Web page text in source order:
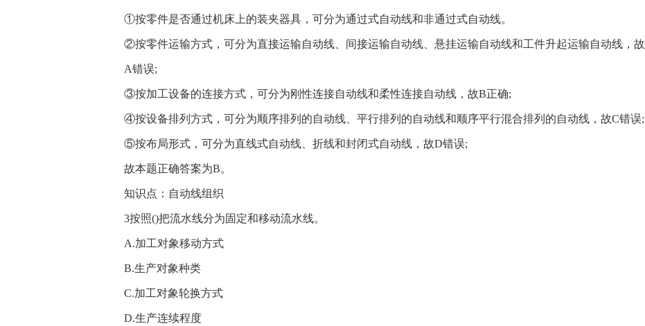
①按零件是否通过机床上的装夹器具，可分为通过式自动线和非通过式自动线。
②按零件运输方式，可分为直接运输自动线、间接运输自动线、悬挂运输自动线和工件升起运输自动线，故
A错误;
③按加工设备的连接方式，可分为刚性连接自动线和柔性连接自动线，故B正确;
④按设备排列方式，可分为顺序排列的自动线、平行排列的自动线和顺序平行混合排列的自动线，故C错误;
⑤按布局形式，可分为直线式自动线、折线和封闭式自动线，故D错误;
故本题正确答案为B。
知识点：自动线组织
3按照()把流水线分为固定和移动流水线。
A.加工对象移动方式
B.生产对象种类
C.加工对象轮换方式
D.生产连续程度